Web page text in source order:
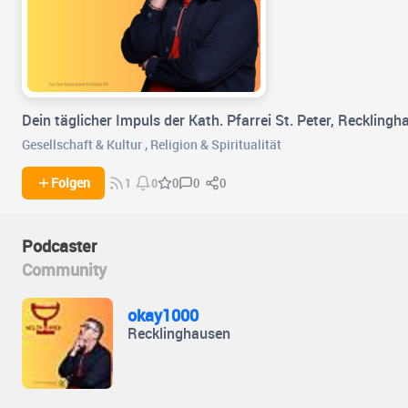
Dein täglicher Impuls der Kath. Pfarrei St. Peter,
Gesellschaft & Kultur , Religion & Spiritualität
Folgen 1 0 0 0 0
Podcaster
Community
okay1000
Recklinghausen